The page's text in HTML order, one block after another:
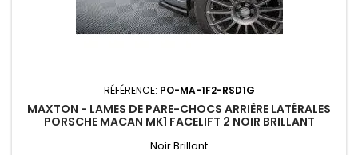
RÉFÉRENCE: PO-MA-1F2-RSD1G
MAXTON - LAMES DE PARE-CHOCS ARRIÈRE LATÉRALES
PORSCHE MACAN MK1 FACELIFT 2 NOIR BRILLANT
Noir Brillant